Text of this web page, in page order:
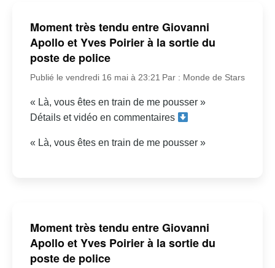
Moment très tendu entre Giovanni
Apollo et Yves Poirier à la sortie du
poste de police
Publié le vendredi 16 mai à 23:21 Par : Monde de Stars
« Là, vous êtes en train de me pousser »
Détails et vidéo en commentaires
« Là, vous êtes en train de me pousser »
Moment très tendu entre Giovanni
Apollo et Yves Poirier à la sortie du
poste de police